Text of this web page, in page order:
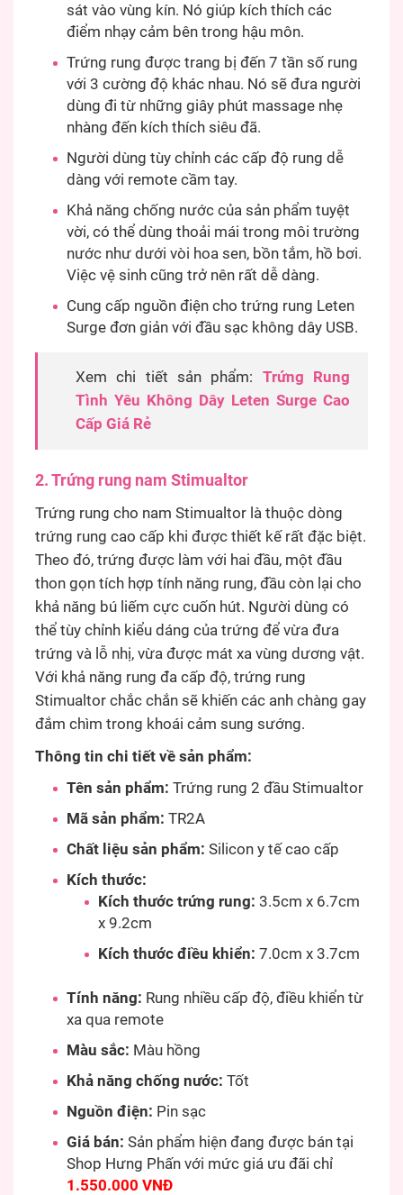
sát vào vùng kín. Nó giúp kích thích các
điểm nhạy cảm bên trong hậu môn.
Trứng rung được trang bị đến 7 tần số rung
với 3 cường độ khác nhau. Nó sẽ đưa người
dùng đi từ những giây phút massage nhẹ
nhàng đến kích thích siêu đã.
Người dùng tùy chỉnh các cấp độ rung dễ
dàng với remote cầm tay.
Khả năng chống nước của sản phẩm tuyệt
vời, có thể dùng thoải mái trong môi trường
nước như dưới vòi hoa sen, bồn tắm, hồ bơi.
Việc vệ sinh cũng trở nên rất dễ dàng.
Cung cấp nguồn điện cho trứng rung Leten
Surge đơn giản với đầu sạc không dây USB.
Xem chi tiết sản phẩm: Trứng Rung
Tình Yêu Không Dây Leten Surge Cao
Cấp Giá Rẻ
2. Trứng rung nam Stimualtor
Trứng rung cho nam Stimualtor là thuộc dòng
trứng rung cao cấp khi được thiết kế rất đặc biệt.
Theo đó, trứng được làm với hai đầu, một đầu
thon gọn tích hợp tính năng rung, đầu còn lại cho
khả năng bú liếm cực cuốn hút. Người dùng có
thể tùy chỉnh kiểu dáng của trứng để vừa đưa
trứng và lỗ nhị, vừa được mát xa vùng dương vật.
Với khả năng rung đa cấp độ, trứng rung
Stimualtor chắc chắn sẽ khiến các anh chàng gay
đắm chìm trong khoái cảm sung sướng.
Thông tin chi tiết về sản phẩm:
Tên sản phẩm: Trứng rung 2 đầu Stimualtor
Mã sản phẩm: TR2A
Chất liệu sản phẩm: Silicon y tế cao cấp
Kích thước:
Kích thước trứng rung: 3.5cm x 6.7cm
x 9.2cm
Kích thước điều khiển: 7.0cm x 3.7cm
Tính năng: Rung nhiều cấp độ, điều khiển từ
xa qua remote
Màu sắc: Màu hồng
Khả năng chống nước: Tốt
Nguồn điện: Pin sạc
Giá bán: Sản phẩm hiện đang được bán tại
Shop Hưng Phấn với mức giá ưu đãi chỉ
1.550.000 VNĐ